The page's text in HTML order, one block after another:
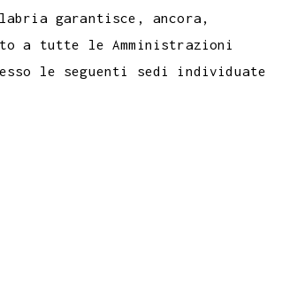
garantisce, ancora,
a tutte le Amministrazioni
le seguenti sedi individuate